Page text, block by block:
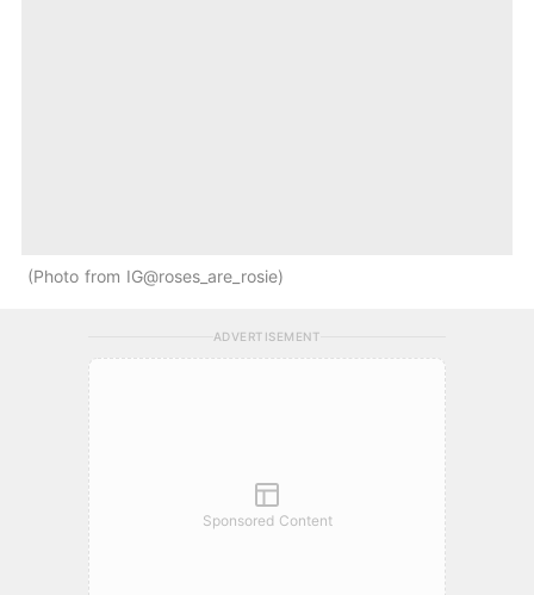
Photo from IG@roses_are_rosie
ADVERTISEMENT
Sponsored Content